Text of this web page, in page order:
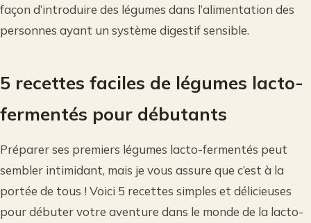
façon d’introduire des légumes dans l’alimentation des
personnes ayant un système digestif sensible.
5 recettes faciles de légumes lacto-
fermentés pour débutants
Préparer ses premiers légumes lacto-fermentés peut
sembler intimidant, mais je vous assure que c’est à la
portée de tous ! Voici 5 recettes simples et délicieuses
pour débuter votre aventure dans le monde de la lacto-